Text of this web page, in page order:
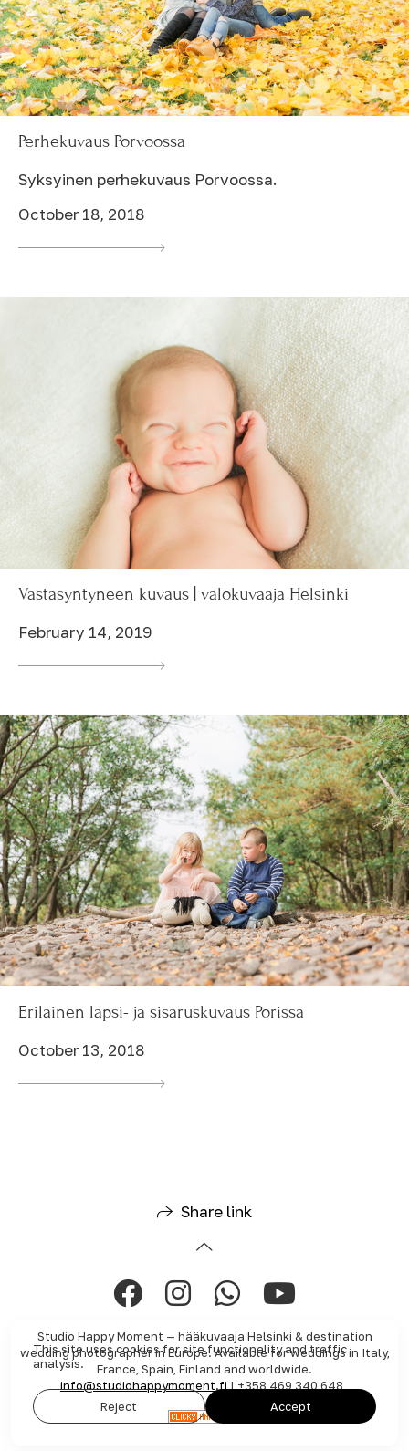
Perhekuvaus Porvoossa
Syksyinen perhekuvaus Porvoossa.
October 18, 2018
Vastasyntyneen kuvaus | valokuvaaja Helsinki
February 14, 2019
Erilainen lapsi- ja sisaruskuvaus Porissa
October 13, 2018
Share link
Studio Happy Moment — hääkuvaaja Helsinki & destination
wedding photographer in Europe. Available for weddings in Italy,
France, Spain, Finland and worldwide.
info@studiohappymoment.fi | +358 469 340 648
This site uses cookies for site functionality and traffic
analysis.
Reject Accept